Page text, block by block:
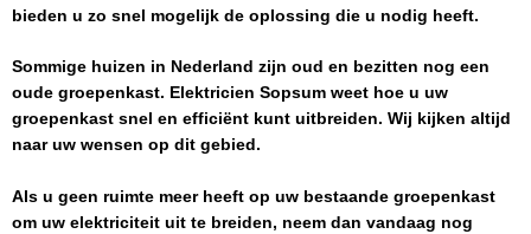
bieden u zo snel mogelijk de oplossing die u nodig heeft.
Sommige huizen in Nederland zijn oud en bezitten nog een
oude groepenkast. Elektricien Sopsum weet hoe u uw
groepenkast snel en efficiënt kunt uitbreiden. Wij kijken altijd
naar uw wensen op dit gebied.
Als u geen ruimte meer heeft op uw bestaande groepenkast
om uw elektriciteit uit te breiden, neem dan vandaag nog